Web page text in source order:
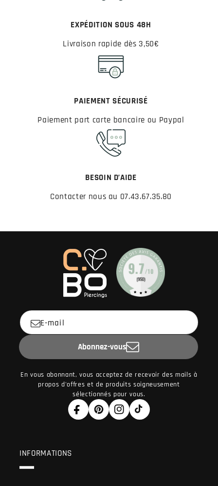
EXPÉDITION SOUS 48H
Livraison rapide dès 3,50€
PAIEMENT SÉCURISÉ
Paiement part carte bancaire ou Paypal
BESOIN D’AIDE
Contacter nous au 07.43.67.35.80
E-mail
Abonnez-vous
En vous abonnant, vous acceptez de recevoir des mails à
propos d'offres et de produits soigneusement
sélectionnés pour vous.
FacebookPinterestInstagram
TikTok
INFORMATIONS